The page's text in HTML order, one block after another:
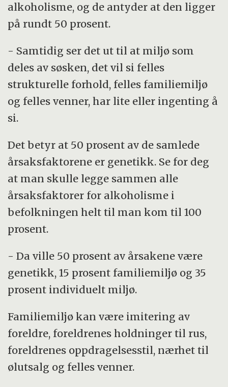
alkoholisme, og de antyder at den ligger
på rundt 50 prosent.
- Samtidig ser det ut til at miljø som
deles av søsken, det vil si felles
strukturelle forhold, felles familiemiljø
og felles venner, har lite eller ingenting å
si.
Det betyr at 50 prosent av de samlede
årsaksfaktorene er genetikk. Se for deg
at man skulle legge sammen alle
årsaksfaktorer for alkoholisme i
befolkningen helt til man kom til 100
prosent.
- Da ville 50 prosent av årsakene være
genetikk, 15 prosent familiemiljø og 35
prosent individuelt miljø.
Familiemiljø kan være imitering av
foreldre, foreldrenes holdninger til rus,
foreldrenes oppdragelsesstil, nærhet til
ølutsalg og felles venner.